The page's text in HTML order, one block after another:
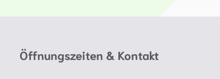
Öffnungszeiten & Kontakt